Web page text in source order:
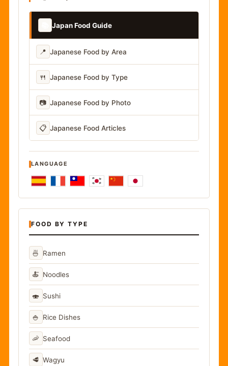
Japan Food Guide
📍 Japanese Food by Area
🍴 Japanese Food by Type
📷 Japanese Food by Photo
📋 Japanese Food Articles
LANGUAGE
FOOD BY TYPE
🍜 Ramen
🍝 Noodles
🍣 Sushi
🍚 Rice Dishes
🦐 Seafood
🥩 Wagyu